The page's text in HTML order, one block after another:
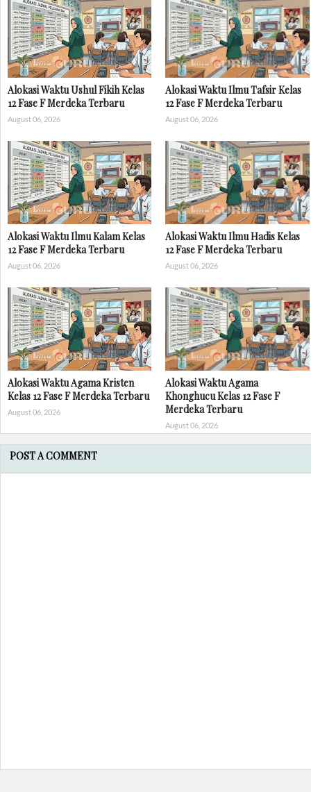
Alokasi Waktu Ushul Fikih Kelas
12 Fase F Merdeka Terbaru
August 06, 2026
Alokasi Waktu Ilmu Tafsir Kelas
12 Fase F Merdeka Terbaru
August 06, 2026
Alokasi Waktu Ilmu Kalam Kelas
12 Fase F Merdeka Terbaru
August 06, 2026
Alokasi Waktu Ilmu Hadis Kelas
12 Fase F Merdeka Terbaru
August 06, 2026
Alokasi Waktu Agama Kristen
Kelas 12 Fase F Merdeka Terbaru
August 06, 2026
Alokasi Waktu Agama
Khonghucu Kelas 12 Fase F
Merdeka Terbaru
August 06, 2026
POST A COMMENT